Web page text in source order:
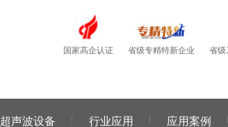
国家高企认证 省级专精特新企业 省级
超声波设备 行业应用 应用案例